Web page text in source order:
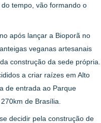
tempo, vão formando o
após lançar a Bioporã no
veganas artesanais
construção da sede própria.
a criar raízes em Alto
de entrada ao Parque
de Brasília.
decidir pela construção de